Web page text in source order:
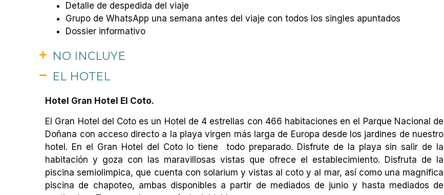
Detalle de despedida del viaje
Grupo de WhatsApp una semana antes del viaje con todos los singles apuntados
Dossier informativo
NO INCLUYE
EL HOTEL
Hotel Gran Hotel El Coto.
El Gran Hotel del Coto es un Hotel de 4 estrellas con 466 habitaciones en el Parque Nacional de
Doñana con acceso directo a la playa virgen más larga de Europa desde los jardines de nuestro
hotel. En el Gran Hotel del Coto lo tiene todo preparado. Disfrute de la playa sin salir de la
habitación y goza con las maravillosas vistas que ofrece el establecimiento. Disfruta de la
piscina semiolimpica, que cuenta con solarium y vistas al coto y al mar, así como una magnifica
piscina de chapoteo, ambas disponibles a partir de mediados de junio y hasta mediados de